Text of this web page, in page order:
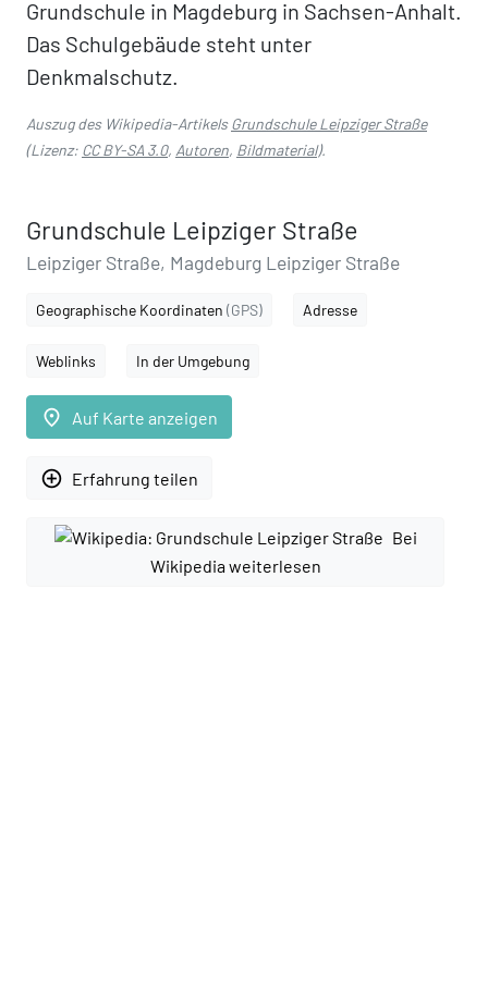
Grundschule in Magdeburg in Sachsen-Anhalt.
Das Schulgebäude steht unter
Denkmalschutz.
Auszug des Wikipedia-ArtikelsGrundschule Leipziger Straße
(Lizenz: CC BY-SA 3.0, Autoren, Bildmaterial).
Grundschule Leipziger Straße
Leipziger Straße, Magdeburg Leipziger Straße
Geographische Koordinaten (GPS) Adresse
Weblinks In der Umgebung
place Auf Karte anzeigen
add_circle_outline Erfahrung teilen
Bei
Wikipedia weiterlesen